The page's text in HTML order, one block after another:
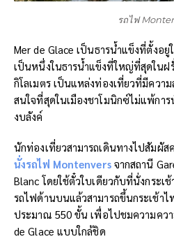
รถไฟ
Mer de Glace เป็นธารน้ำแข็งที่ตั้งอยู่
เป็นหนึ่งในธารน้ำแข็งที่ใหญ่ที่สุดในฝ
กิโลเมตร เป็นแหล่งท่องเที่ยวที่มีควา
สนใจที่สุดในเมืองชาโมนิกซ์ไม่แพ้กา
งบลังค์
นักท่องเที่ยวสามารถเดินทางไปสัมผั
นั่งรถไฟ Montenversจากสถานี
Blanc โดยใช้ตั๋วใบเดียวกับที่นั่งกระเ
รถไฟด้านบนแล้วสามารถขึ้นกระเช้า
ประมาณ 550 ขั้น เพื่อไปชมความคว
de Glace แบบใกล้ชิด